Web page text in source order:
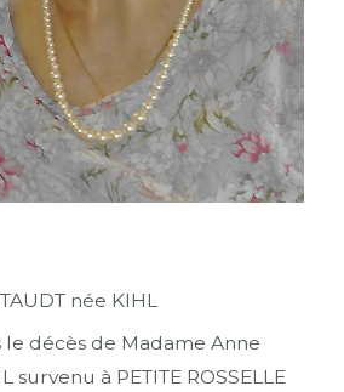
née KIHL
décès de Madame Anne
survenu à PETITE ROSSELLE